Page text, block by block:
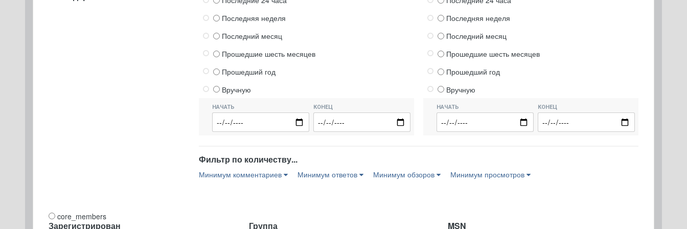
Последняя неделя
Последний месяц
Прошедшие шесть месяцев
Прошедший год
Вручную
НАЧАТЬ КОНЕЦ
Последняя неделя
Последний месяц
Прошедшие шесть месяцев
Прошедший год
Вручную
НАЧАТЬ КОНЕЦ
Фильтр по количеству...
Минимум комментариев Минимум ответов Минимум обзоров Минимум просмотров
core_members
Зарегистрирован Группа MSN